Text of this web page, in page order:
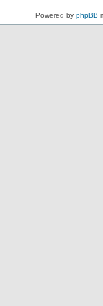
Powered by phpBB